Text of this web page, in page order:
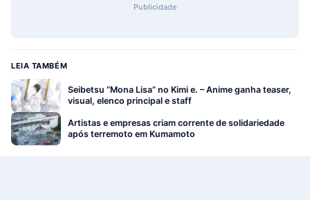
Publicidade
LEIA TAMBÉM
Seibetsu “Mona Lisa” no Kimi e. – Anime ganha teaser,
visual, elenco principal e staff
Artistas e empresas criam corrente de solidariedade
após terremoto em Kumamoto